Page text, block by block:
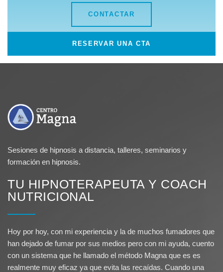
CONTACTAR
RESERVAR UNA CTA
Sesiones de hipnosis a distancia, talleres, seminarios y
formación en hipnosis.
TU HIPNOTERAPEUTA Y COACH
NUTRICIONAL
Hoy por hoy, con mi experiencia y la de muchos fumadores que
han dejado de fumar por sus medios pero con mi ayuda, cuento
con un sistema que he llamado el método Magna que es es
realmente muy eficaz ya que evita las recaídas. Cuando una